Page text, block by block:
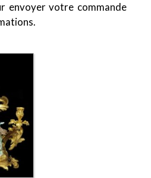
envoyer votre commande